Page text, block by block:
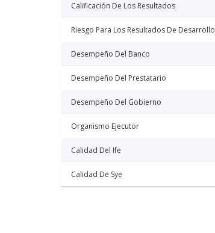
Calificación De Los Resultados
Riesgo Para Los Resultados De Desarrollo
Desempeño Del Banco
Desempeño Del Prestatario
Desempeño Del Gobierno
Organismo Ejecutor
Calidad Del Ife
Calidad De Sye